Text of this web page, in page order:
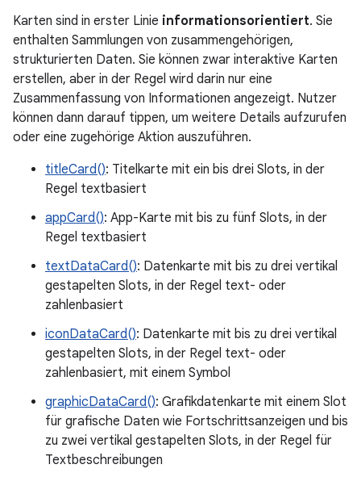
Karten sind in erster Linie informationsorientiert. Sie
enthalten Sammlungen von zusammengehörigen,
strukturierten Daten. Sie können zwar interaktive Karten
erstellen, aber in der Regel wird darin nur eine
Zusammenfassung von Informationen angezeigt. Nutzer
können dann darauf tippen, um weitere Details aufzurufen
oder eine zugehörige Aktion auszuführen.
titleCard(): Titelkarte mit ein bis drei Slots, in der
Regel textbasiert
appCard(): App-Karte mit bis zu fünf Slots, in der
Regel textbasiert
textDataCard(): Datenkarte mit bis zu drei vertikal
gestapelten Slots, in der Regel text- oder
zahlenbasiert
iconDataCard(): Datenkarte mit bis zu drei vertikal
gestapelten Slots, in der Regel text- oder
zahlenbasiert, mit einem Symbol
graphicDataCard(): Grafikdatenkarte mit einem Slot
für grafische Daten wie Fortschrittsanzeigen und bis
zu zwei vertikal gestapelten Slots, in der Regel für
Textbeschreibungen